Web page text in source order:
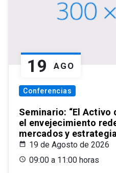
19 AGO
Conferencias
Seminario: “El Activo
el envejecimiento
mercados y
19 de Agosto de 2026
09:00 a 11:00 horas